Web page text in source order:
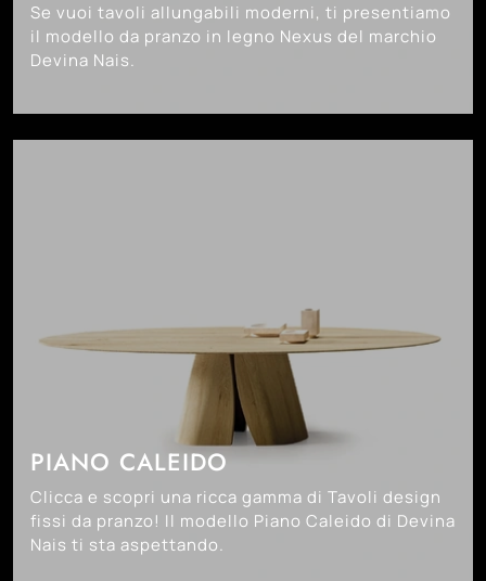
Se vuoi tavoli allungabili moderni, ti presentiamo
il modello da pranzo in legno Nexus del marchio
Devina Nais.
PIANO CALEIDO
Clicca e scopri una ricca gamma di Tavoli design
fissi da pranzo! Il modello Piano Caleido di Devina
Nais ti sta aspettando.